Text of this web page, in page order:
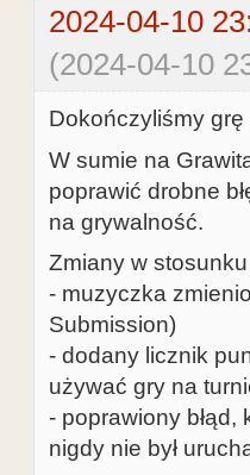
2024-04-10
(2024-04-10
Dokończyliśmy grę
W sumie na
poprawić drobne
na grywalność.
Zmiany w
- muzyczka
Submission)
- dodany licznik
używać gry na
- poprawiony błąd,
nigdy nie był